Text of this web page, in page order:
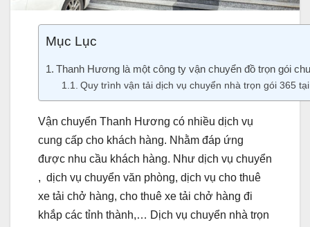
Mục Lục
Thanh Hương là một công ty vận chuyển đồ trọn gói
Quy trình vận tải dịch vụ chuyển nhà trọn gói 365
Vận chuyển Thanh Hương có nhiều dịch vụ
cung cấp cho khách hàng. Nhằm đáp ứng
được nhu cầu khách hàng. Như dịch vụ chuyển
, dịch vụ chuyển văn phòng, dịch vụ cho thuê
xe tải chở hàng, cho thuê xe tải chở hàng đi
khắp các tỉnh thành,… Dịch vụ chuyển nhà trọn